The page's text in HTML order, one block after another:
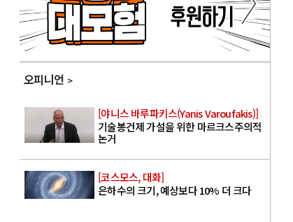
오피니언
[야니스 바루파키스(Yanis Varoufakis)]
기술봉건제 가설을 위한 마르크스주의적
논거
[코스모스, 대화]
은하수의 크기, 예상보다 10% 더 크다